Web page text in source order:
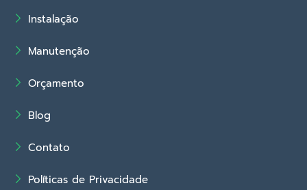
Instalação
Manutenção
Orçamento
Blog
Contato
Políticas de Privacidade